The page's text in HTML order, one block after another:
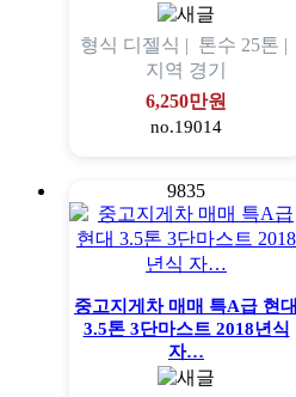
형식 디젤식 | 톤수 25톤 |
지역 경기
6,250만원
no.19014
9835
중고지게차 매매 특A급 현대
3.5톤 3단마스트 2018년식
자…